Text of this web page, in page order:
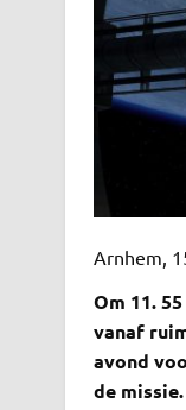
Arnhem,
Om 11.
vanaf
avond
de missie.